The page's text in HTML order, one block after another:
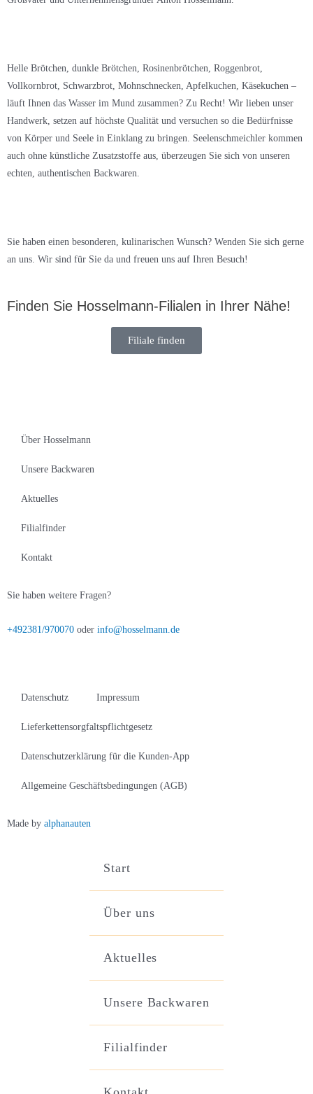
Helle Brötchen, dunkle Brötchen, Rosinenbrötchen, Roggenbrot,
Vollkornbrot, Schwarzbrot, Mohnschnecken, Apfelkuchen, Käsekuchen –
läuft Ihnen das Wasser im Mund zusammen? Zu Recht! Wir lieben unser
Handwerk, setzen auf höchste Qualität und versuchen so die Bedürfnisse
von Körper und Seele in Einklang zu bringen. Seelenschmeichler kommen
auch ohne künstliche Zusatzstoffe aus, überzeugen Sie sich von unseren
echten, authentischen Backwaren.
Sie haben einen besonderen, kulinarischen Wunsch? Wenden Sie sich gerne
an uns. Wir sind für Sie da und freuen uns auf Ihren Besuch!
Finden Sie Hosselmann-Filialen in Ihrer Nähe!
Filiale finden
Über Hosselmann
Unsere Backwaren
Aktuelles
Filialfinder
Kontakt
Sie haben weitere Fragen?
+492381/970070 oder info@hosselmann.de
Datenschutz Impressum
Lieferkettensorgfaltspflichtgesetz
Datenschutzerklärung für die Kunden-App
Allgemeine Geschäftsbedingungen (AGB)
Made by alphanauten
Start
Über uns
Aktuelles
Unsere Backwaren
Filialfinder